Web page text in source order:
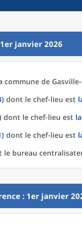
janvier 2026
commune de
dont le chef-lieu est
dont le chef-lieu est
dont le chef-lieu est
le bureau
: 1er janvier